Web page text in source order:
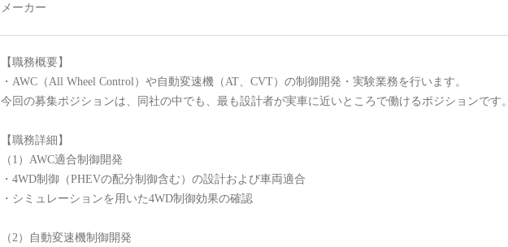
メーカー
【職務概要】
・AWC（All Wheel Control）や自動変速機（AT、CVT）の制御開発・実験業務を行います。
今回の募集ポジションは、同社の中でも、最も設計者が実車に近いところで働けるポジションです。
【職務詳細】
（1）AWC適合制御開発
・4WD制御（PHEVの配分制御含む）の設計および車両適合
・シミュレーションを用いた4WD制御効果の確認
（2）自動変速機制御開発